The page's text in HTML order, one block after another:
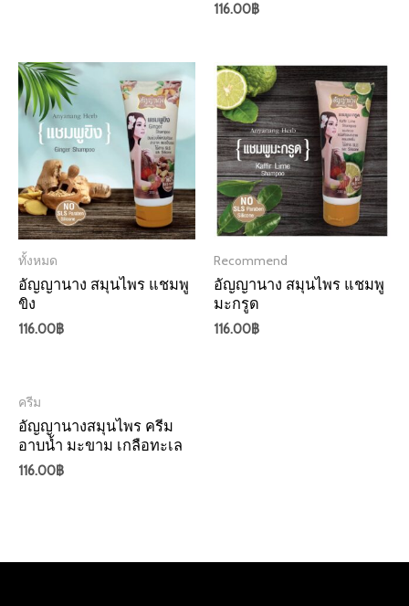
116.00฿
ทั้งหมด
อัญญานาง สมุนไพร แชมพู
ขิง
116.00฿
Recommend
อัญญานาง สมุนไพร แชมพู
มะกรูด
116.00฿
ครีม
อัญญานางสมุนไพร ครีม
อาบน้ำ มะขาม เกลือทะเล
116.00฿